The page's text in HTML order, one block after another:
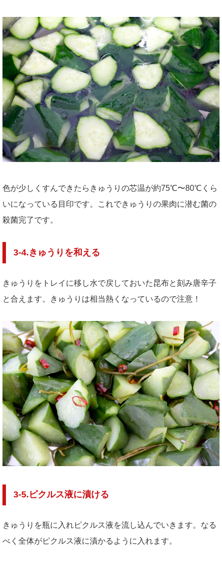
色が少しくすんできたらきゅうりの芯温が約75℃〜80℃くら
いになっている目印です。これできゅうりの果肉に潜む菌の
殺菌完了です。
3-4.きゅうりを和える
きゅうりをトレイに移し水で戻しておいた昆布と刻み唐辛子
と合えます。きゅうりは相当熱くなっているので注意！
3-5.ピクルス液に漬ける
きゅうりを瓶に入れピクルス液を流し込んでいきます。なる
べく全体がピクルス液に漬かるように入れます。